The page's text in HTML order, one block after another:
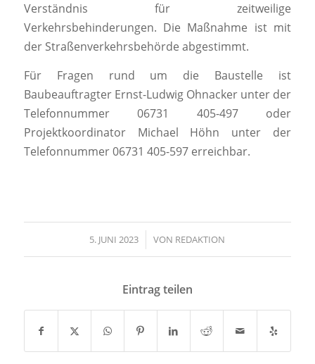
Verständnis für zeitweilige
Verkehrsbehinderungen. Die Maßnahme ist mit
der Straßenverkehrsbehörde abgestimmt.
Für Fragen rund um die Baustelle ist
Baubeauftragter Ernst-Ludwig Ohnacker unter der
Telefonnummer 06731 405-497 oder
Projektkoordinator Michael Höhn unter der
Telefonnummer 06731 405-597 erreichbar.
5. JUNI 2023
/ VON REDAKTION
Eintrag teilen